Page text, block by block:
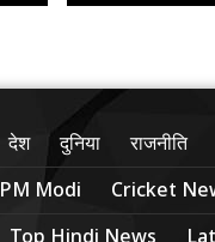
देश दुनिया राजनीति
PM Modi Cricket
Top Hindi News